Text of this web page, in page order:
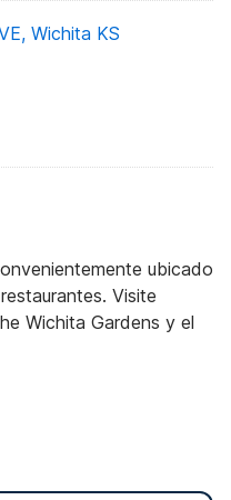
Wichita KS
ubicado
Visite
Wichita Gardens y el